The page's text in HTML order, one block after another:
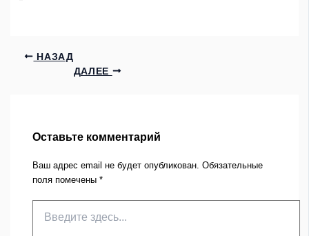
НАЗАД
ДАЛЕЕ
Оставьте комментарий
Ваш адрес email не будет опубликован. Обязательные
поля помечены *
здесь...